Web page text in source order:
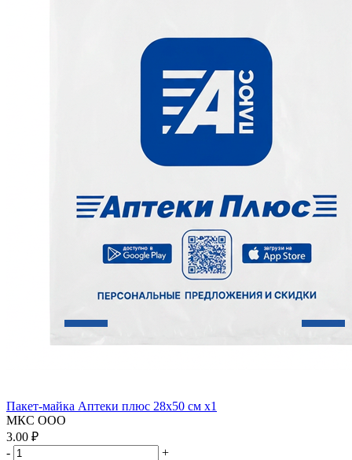
Пакет-майка Аптеки плюс 28х50 см x1
МКС ООО
3.00 ₽
-
+